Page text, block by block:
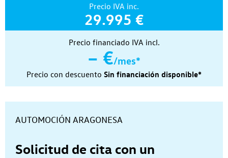
Precio IVA inc.
29.995 €
Precio financiado IVA incl.
– €/mes*
Precio con descuento Sin financiación disponible*
Concesionario:
AUTOMOCIÓN ARAGONESA
Solicitud de cita con un